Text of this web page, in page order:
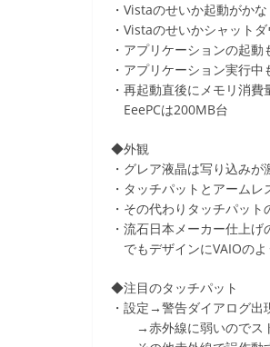
・Vistaのせいか起動がか
・Vistaのせいかシャット
・アプリケーションの起
・アプリケーション実行
・再起動直後にメモリ消
EeePCは200MB台
◆外観
・グレア液晶は写り込み
・タッチパットとアーム
・その代わりタッチパッ
・流石日本メーカー仕上
でもデザインにVAIOのよ
◆注目のタッチパット
・設定→警告ダイアログ出
→赤外線に弱いのでスト